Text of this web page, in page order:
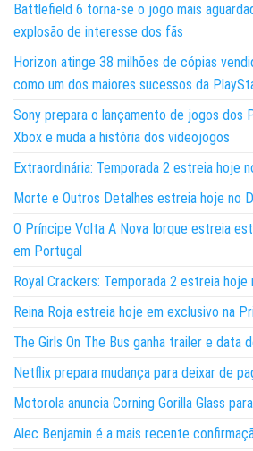
Battlefield 6 torna-se o jogo mais
explosão de interesse dos fãs
Horizon atinge 38 milhões de cópias
como um dos maiores sucessos da
Sony prepara o lançamento de jogos dos
Xbox e muda a história dos videojogos
Extraordinária: Temporada 2 estreia hoje
Morte e Outros Detalhes estreia hoje no
O Príncipe Volta A Nova Iorque estreia
em Portugal
Royal Crackers: Temporada 2 estreia hoje
Reina Roja estreia hoje em exclusivo na
The Girls On The Bus ganha trailer e data
Netflix prepara mudança para deixar de
Motorola anuncia Corning Gorilla Glass
Alec Benjamin é a mais recente